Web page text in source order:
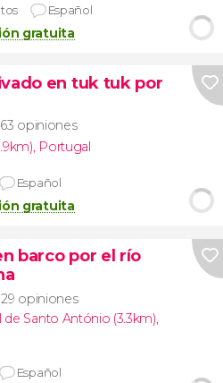
Español
gratuita
en tuk tuk por
63 opiniones
, Portugal
Español
gratuita
barco por el río
29 opiniones
de Santo António (3.3km)
Español